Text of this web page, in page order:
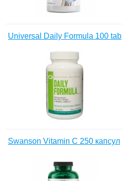
Universal Daily Formula 100 tab
Swanson Vitamin C 250 капсул